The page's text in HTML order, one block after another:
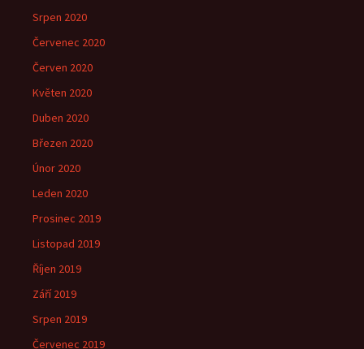
Srpen 2020
Červenec 2020
Červen 2020
Květen 2020
Duben 2020
Březen 2020
Únor 2020
Leden 2020
Prosinec 2019
Listopad 2019
Říjen 2019
Září 2019
Srpen 2019
Červenec 2019